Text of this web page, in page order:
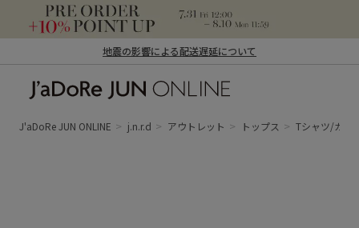
地震の影響による配送遅延について
ン オンライン）
J'aDoRe JUN ONLINE j.n.r.d アウトレット トップス Tシャツ/カッ